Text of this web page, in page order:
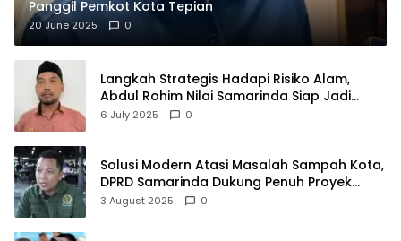
Panggil Pemkot Kota Tepian
20 June 2025 0
Langkah Strategis Hadapi Risiko Alam,
Abdul Rohim Nilai Samarinda Siap Jadi
Pusat Logistik Bencana Kalimantan
6 July 2025 0
Solusi Modern Atasi Masalah Sampah Kota,
DPRD Samarinda Dukung Penuh Proyek
PLTSA
3 August 2025 0